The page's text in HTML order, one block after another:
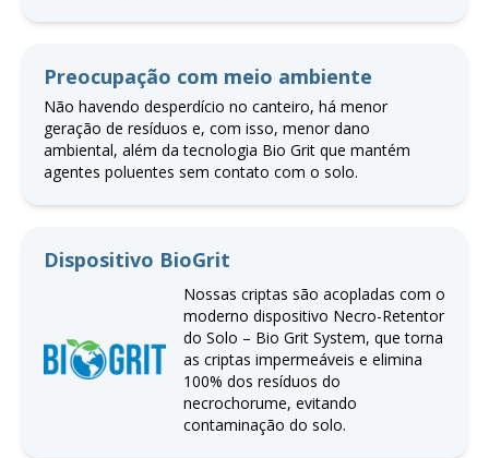
Preocupação com meio ambiente
Não havendo desperdício no canteiro, há menor
geração de resíduos e, com isso, menor dano
ambiental, além da tecnologia Bio Grit que mantém
agentes poluentes sem contato com o solo.
Dispositivo BioGrit
Nossas criptas são acopladas com o
moderno dispositivo Necro-Retentor
do Solo – Bio Grit System, que torna
as criptas impermeáveis e elimina
100% dos resíduos do
necrochorume, evitando
contaminação do solo.